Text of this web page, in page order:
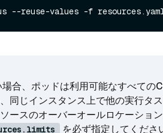
合、ポッドは利用可能なすべての
同じインスタンス上で他の実行タ
ースのオーバーオールロケーショ
を必ず指定してくださ